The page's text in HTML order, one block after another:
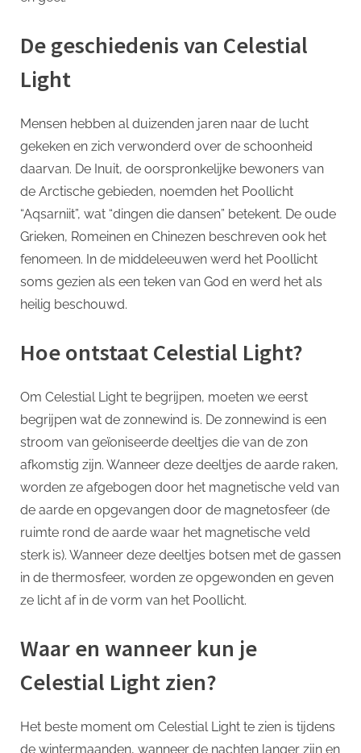
De geschiedenis van Celestial
Light
Mensen hebben al duizenden jaren naar de lucht
gekeken en zich verwonderd over de schoonheid
daarvan. De Inuit, de oorspronkelijke bewoners van
de Arctische gebieden, noemden het Poollicht
“Aqsarniit”, wat “dingen die dansen” betekent. De oude
Grieken, Romeinen en Chinezen beschreven ook het
fenomeen. In de middeleeuwen werd het Poollicht
soms gezien als een teken van God en werd het als
heilig beschouwd.
Hoe ontstaat Celestial Light?
Om Celestial Light te begrijpen, moeten we eerst
begrijpen wat de zonnewind is. De zonnewind is een
stroom van geïoniseerde deeltjes die van de zon
afkomstig zijn. Wanneer deze deeltjes de aarde raken,
worden ze afgebogen door het magnetische veld van
de aarde en opgevangen door de magnetosfeer (de
ruimte rond de aarde waar het magnetische veld
sterk is). Wanneer deze deeltjes botsen met de gassen
in de thermosfeer, worden ze opgewonden en geven
ze licht af in de vorm van het Poollicht.
Waar en wanneer kun je
Celestial Light zien?
Het beste moment om Celestial Light te zien is tijdens
de wintermaanden, wanneer de nachten langer zijn en